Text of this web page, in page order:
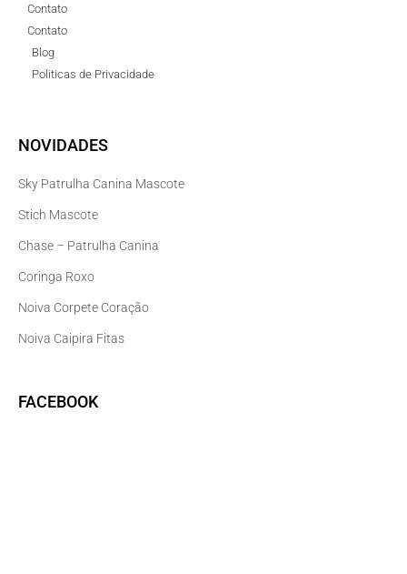
Contato
Contato
Blog
Politicas de Privacidade
NOVIDADES
Sky Patrulha Canina Mascote
Stich Mascote
Chase – Patrulha Canina
Coringa Roxo
Noiva Corpete Coração
Noiva Caipira Fitas
FACEBOOK